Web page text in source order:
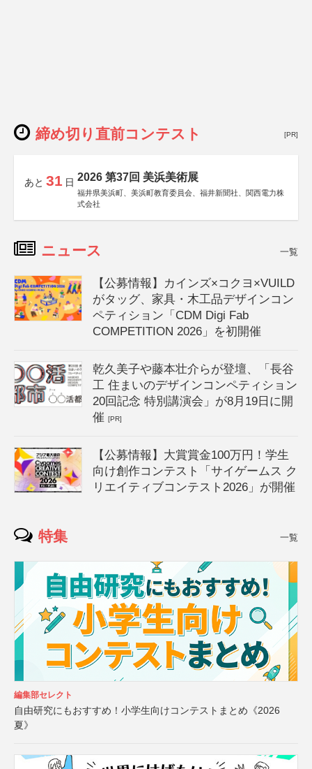
締め切り直前コンテスト [PR]
あと 31 日 2026 第37回 美浜美術展
福井県美浜町、美浜町教育委員会、福井新聞社、関西電力株
式会社
ニュース 一覧
【公募情報】カインズ×コクヨ×VUILD
がタッグ、家具・木工品デザインコン
ペティション「CDM Digi Fab
COMPETITION 2026」を初開催
乾久美子や藤本壮介らが登壇、「長谷
工 住まいのデザインコンペティション
20回記念 特別講演会」が8月19日に開
催[PR]
【公募情報】大賞賞金100万円！学生
向け創作コンテスト「サイゲームス ク
リエイティブコンテスト2026」が開催
特集 一覧
編集部セレクト
自由研究にもおすすめ！小学生向けコンテストまとめ《2026
夏》